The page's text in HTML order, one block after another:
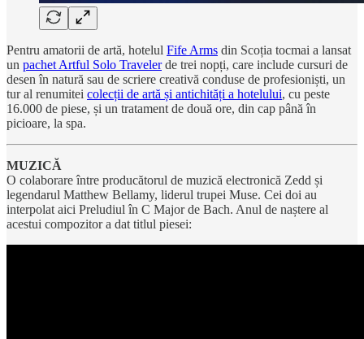
Pentru amatorii de artă, hotelul Fife Arms din Scoția tocmai a lansat
un pachet Artful Solo Travelerde trei nopți, care include cursuri de
desen în natură sau de scriere creativă conduse de profesioniști, un
tur al renumitei colecții de artă și antichități a hotelului, cu peste
16.000 de piese, și un tratament de două ore, din cap până în
picioare, la spa.
MUZICĂ
O colaborare între producătorul de muzică electronică Zedd și
legendarul Matthew Bellamy, liderul trupei Muse. Cei doi au
interpolat aici Preludiul în C Major de Bach. Anul de naștere al
acestui compozitor a dat titlul piesei: